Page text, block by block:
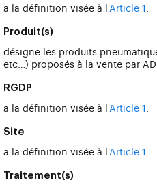
a la définition visée à l'Article 1
Produit(s)
désigne les produits
etc…) proposés à la vente par AD
RGDP
a la définition visée à l'Article 1
Site
a la définition visée à l'Article 1
Traitement(s)